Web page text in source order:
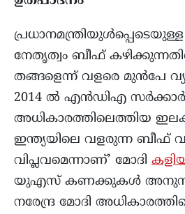
നേതൃത്വം ബീഫ്
തങ്ങളെന്ന് വളരെ മുൻപേ
2014 ൽ എൻഡിഎ സർക്കാർ
അധികാരത്തിലെത്തിയ
ഇന്ത്യയിലെ വളരുന്ന ബീഫ്
വിപ്ലവമെന്നാണ്’ മോദി
യുഎസ് കണക്കുകൾ
നരേന്ദ്ര മോദി